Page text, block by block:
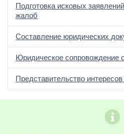
Подготовка исковых
жалоб
Составление юридических
Юридическое сопровождение
Представительство